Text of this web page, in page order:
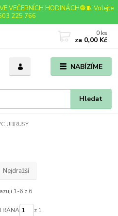
VEČERNÍCH HODINÁCH🧶🧵 Volejte
225 766
NABÍZÍME
Hledat
0 ks
za 0,00 Kč
UBRUSY
Nejdražší
1-6 z 6
z 1